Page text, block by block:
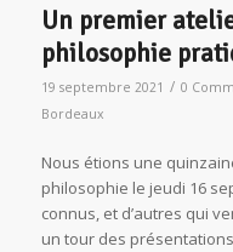
Un premier
philosophie
19 septembre 2021 / 0
Bordeaux
Nous étions une
philosophie le jeudi 16
connus, et d’autres qui
un tour des